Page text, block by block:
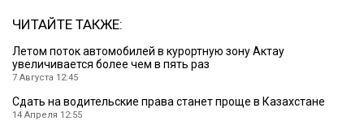
ЧИТАЙТЕ ТАКЖЕ:
Летом поток автомобилей в курортную зону Актау
увеличивается более чем в пять раз
7 Августа 12:45
Сдать на водительские права станет проще в Казахстане
14 Апреля 12:55